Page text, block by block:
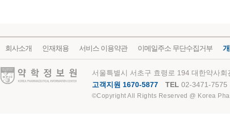
회사소개 인재채용 서비스 이용약관 이메일주소 무단수집거부
약학정보원
서울특별시 서초구 효령로 194 대한약사
고객지원 1670-5877
TEL 02-3471-7575
©Copyright All Rights Reserved @ Korea